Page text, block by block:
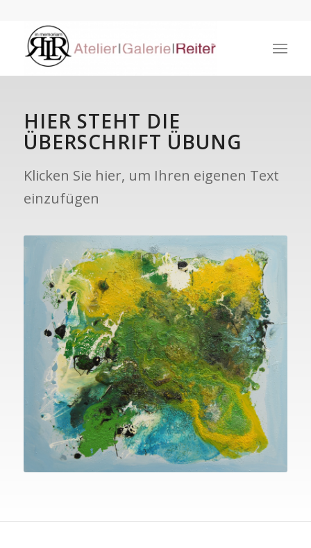
HIER STEHT DIE
ÜBERSCHRIFT ÜBUNG
Klicken Sie hier, um Ihren eigenen Text
einzufügen